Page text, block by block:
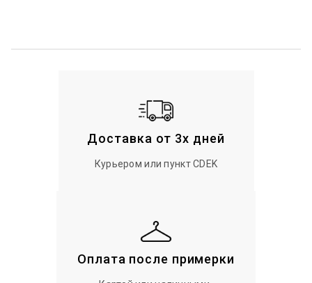
Доставка от 3х дней
Курьером или пункт CDEK
Оплата после примерки